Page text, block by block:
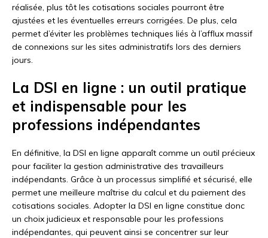
réalisée, plus tôt les cotisations sociales pourront être
ajustées et les éventuelles erreurs corrigées. De plus, cela
permet d’éviter les problèmes techniques liés à l’afflux massif
de connexions sur les sites administratifs lors des derniers
jours.
La DSI en ligne : un outil pratique
et indispensable pour les
professions indépendantes
En définitive, la DSI en ligne apparaît comme un outil précieux
pour faciliter la gestion administrative des travailleurs
indépendants. Grâce à un processus simplifié et sécurisé, elle
permet une meilleure maîtrise du calcul et du paiement des
cotisations sociales. Adopter la DSI en ligne constitue donc
un choix judicieux et responsable pour les professions
indépendantes, qui peuvent ainsi se concentrer sur leur